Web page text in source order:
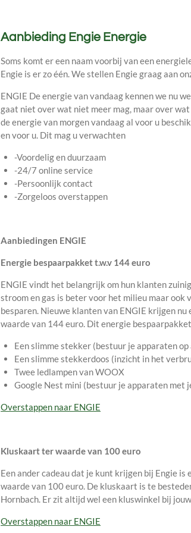
Aanbieding Engie Energie
Soms komt er een naam voorbij van een
Engie is er zo één. We stellen Engie graag aan
ENGIE De energie van vandaag kennen we nu
gaat niet over wat niet meer mag, maar over
de energie van morgen vandaag al voor u
en voor u. Dit mag u verwachten
-Voordelig en duurzaam
-24/7 online service
-Persoonlijk contact
-Zorgeloos overstappen
Aanbiedingen ENGIE
Energie bespaarpakket t.w.v 144 euro
ENGIE vindt het belangrijk om hun klanten
stroom en gas is beter voor het milieu maar ook
besparen. Nieuwe klanten van ENGIE krijgen
waarde van 144 euro. Dit energie
Een slimme stekker (bestuur je apparaten op
Een slimme stekkerdoos (inzicht in het
Twee ledlampen van WOOX
Google Nest mini (bestuur je apparaten met
Overstappen naar ENGIE
Kluskaart ter waarde van 100 euro
Een ander cadeau dat je kunt krijgen bij Engie
waarde van 100 euro. De kluskaart is te
Hornbach. Er zit altijd wel een kluswinkel bij
Overstappen naar ENGIE